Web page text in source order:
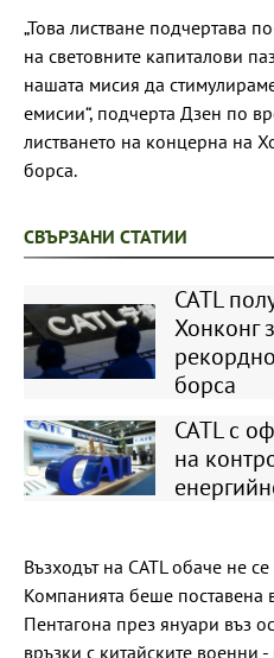
„Това листване подчертава
на световните капиталови
нашата мисия да
емисии“, подчерта Дзен по
листването на концерна на
борса.
СВЪРЗАНИ СТАТИИ
CATL
Хонконг
борса
CATL с
на
Възходът на CATL обаче не
Компанията беше поставена
Пентагона през януари въз
връзки с китайските военни -